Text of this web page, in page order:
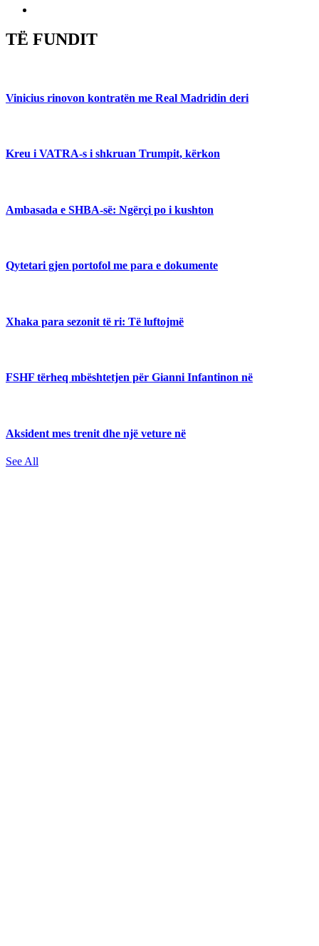
TË FUNDIT
Vinicius rinovon kontratën me Real Madridin deri
Kreu i VATRA-s i shkruan Trumpit, kërkon
Ambasada e SHBA-së: Ngërçi po i kushton
Qytetari gjen portofol me para e dokumente
Xhaka para sezonit të ri: Të luftojmë
FSHF tërheq mbështetjen për Gianni Infantinon në
Aksident mes trenit dhe një veture në
See All